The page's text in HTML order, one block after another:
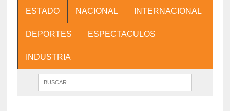
ESTADO NACIONAL INTERNACIONAL
DEPORTES ESPECTACULOS
INDUSTRIA